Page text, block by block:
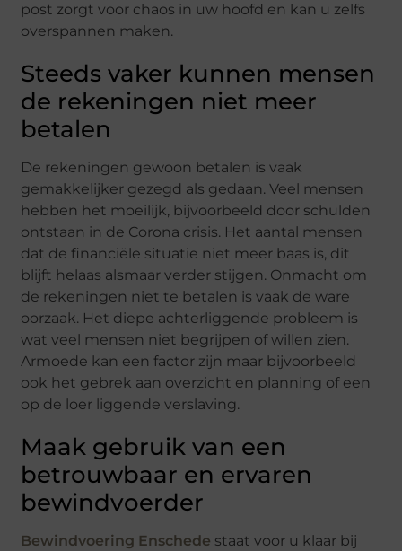
post zorgt voor chaos in uw hoofd en kan u zelfs
overspannen maken.
Steeds vaker kunnen mensen
de rekeningen niet meer
betalen
De rekeningen gewoon betalen is vaak
gemakkelijker gezegd als gedaan. Veel mensen
hebben het moeilijk, bijvoorbeeld door schulden
ontstaan in de Corona crisis. Het aantal mensen
dat de financiële situatie niet meer baas is, dit
blijft helaas alsmaar verder stijgen. Onmacht om
de rekeningen niet te betalen is vaak de ware
oorzaak. Het diepe achterliggende probleem is
wat veel mensen niet begrijpen of willen zien.
Armoede kan een factor zijn maar bijvoorbeeld
ook het gebrek aan overzicht en planning of een
op de loer liggende verslaving.
Maak gebruik van een
betrouwbaar en ervaren
bewindvoerder
Bewindvoering Enschede staat voor u klaar bij